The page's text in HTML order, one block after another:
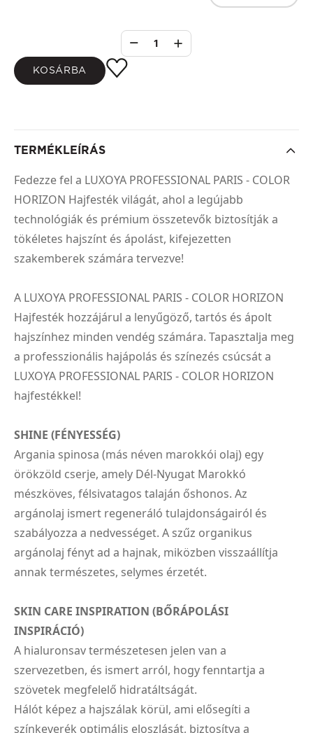
1
KOSÁRBA
TERMÉKLEÍRÁS
Fedezze fel a LUXOYA PROFESSIONAL PARIS - COLOR
HORIZON Hajfesték világát, ahol a legújabb
technológiák és prémium összetevők biztosítják a
tökéletes hajszínt és ápolást, kifejezetten
szakemberek számára tervezve!
A LUXOYA PROFESSIONAL PARIS - COLOR HORIZON
Hajfesték hozzájárul a lenyűgöző, tartós és ápolt
hajszínhez minden vendég számára. Tapasztalja meg
a professzionális hajápolás és színezés csúcsát a
LUXOYA PROFESSIONAL PARIS - COLOR HORIZON
hajfestékkel!
SHINE (FÉNYESSÉG)
Argania spinosa (más néven marokkói olaj) egy
örökzöld cserje, amely Dél-Nyugat Marokkó
mészköves, félsivatagos talaján őshonos. Az
argánolaj ismert regeneráló tulajdonságairól és
szabályozza a nedvességet. A szűz organikus
argánolaj fényt ad a hajnak, miközben visszaállítja
annak természetes, selymes érzetét.
SKIN CARE INSPIRATION (BŐRÁPOLÁSI
INSPIRÁCIÓ)
A hialuronsav természetesen jelen van a
szervezetben, és ismert arról, hogy fenntartja a
szövetek megfelelő hidratáltságát.
Hálót képez a hajszálak körül, ami elősegíti a
színkeverék optimális eloszlását, biztosítva a